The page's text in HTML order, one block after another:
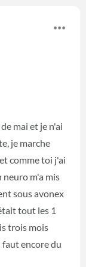
mai et je n'ai
je marche
comme toi j'ai
neuro m'a mis
sous avonex
tout les 1
trois mois
encore du